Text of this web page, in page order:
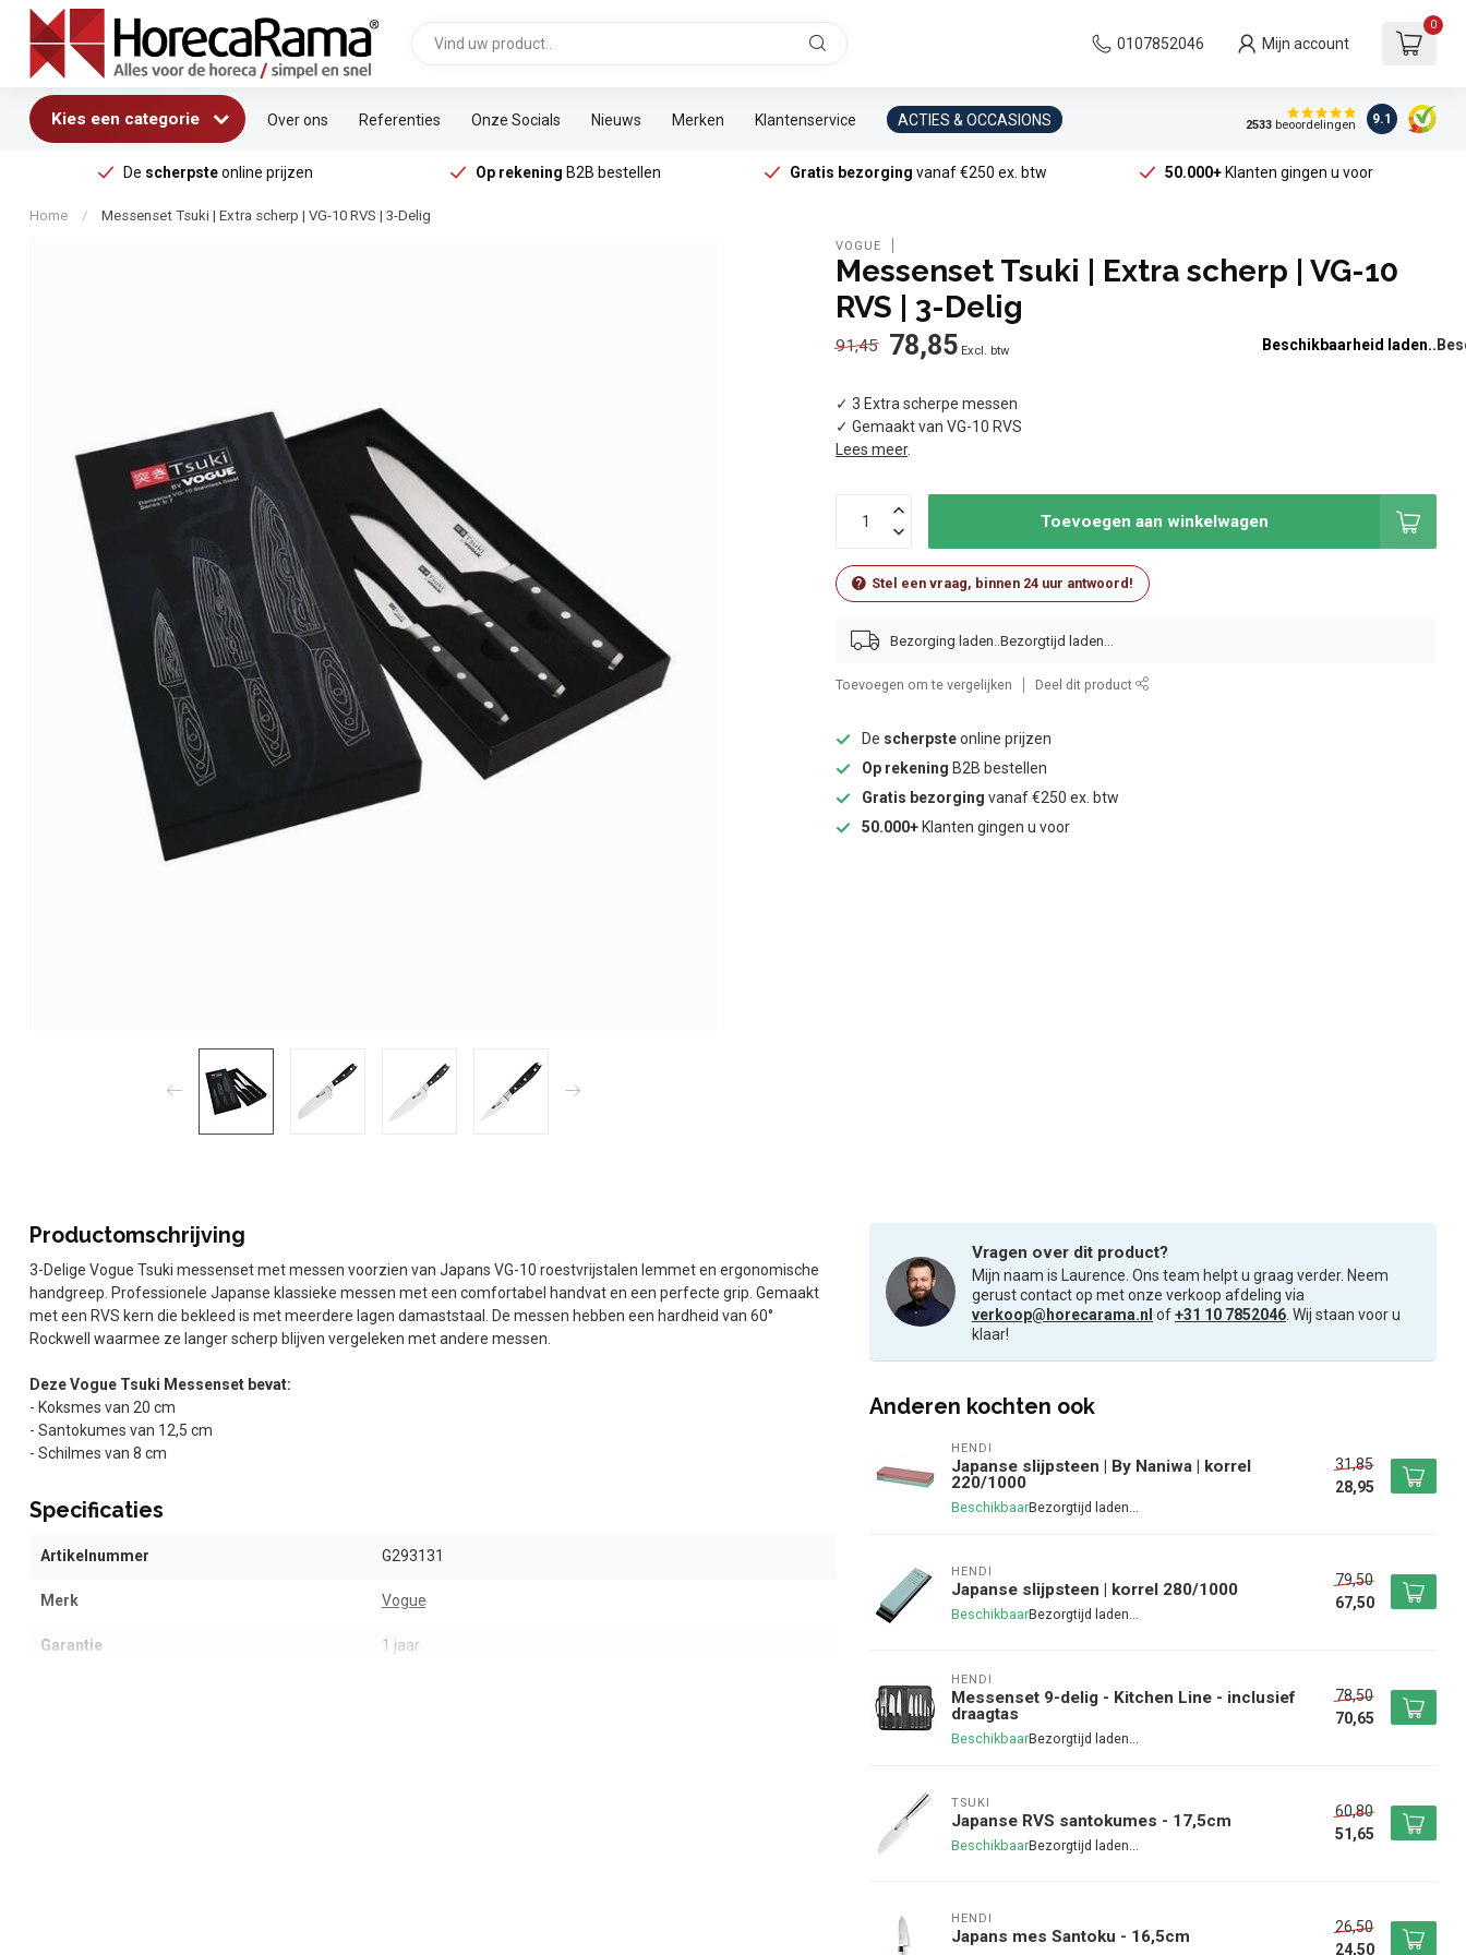
0107852046 Mijn account
0
Kies een categorie Over ons Referenties Onze Socials Nieuws Merken Klantenservice ACTIES & OCCASIONS 2533beoordelingen 9.1
De scherpsteonline prijzen Op rekening B2B bestellen Gratis bezorging vanaf €250 ex. btw 50.000+Klanten gingen u voor
Home / Messenset Tsuki | Extra scherp | VG-10 RVS | 3-Delig
VOGUE
Messenset Tsuki | Extra scherp | VG-10
RVS | 3-Delig
91,45 78,85 Excl. btw Beschikbaarheid laden..
✓ 3 Extra scherpe messen
✓ Gemaakt van VG-10 RVS
Lees meer.
Toevoegen aan winkelwagen
Stel een vraag, binnen 24 uur antwoord!
Bezorging laden..
Toevoegen om te vergelijken Deel dit product
De scherpsteonline prijzen
Op rekening B2B bestellen
Gratis bezorging vanaf €250 ex. btw
50.000+ Klanten gingen u voor
Productomschrijving
3-Delige Vogue Tsuki messenset met messen voorzien van Japans VG-10 roestvrijstalen lemmet en ergonomische
handgreep. Professionele Japanse klassieke messen met een comfortabel handvat en een perfecte grip. Gemaakt
met een RVS kern die bekleed is met meerdere lagen damaststaal. De messen hebben een hardheid van 60°
Rockwell waarmee ze langer scherp blijven vergeleken met andere messen.
Deze Vogue Tsuki Messenset bevat:
- Koksmes van 20 cm
- Santokumes van 12,5 cm
- Schilmes van 8 cm
Specificaties
Artikelnummer G293131
Merk Vogue
Garantie 1 jaar
Vragen over dit product?
Mijn naam is Laurence. Ons team helpt u graag verder. Neem
gerust contact op met onze verkoop afdeling via
verkoop@horecarama.nl of+31 10 7852046 . Wij staan voor u
klaar!
Anderen kochten ook
HENDI
Japanse slijpsteen | By Naniwa | korrel
220/1000
Beschikbaar
31,85
28,95
HENDI
Japanse slijpsteen | korrel 280/1000
Beschikbaar
79,50
67,50
HENDI
Messenset 9-delig - Kitchen Line - inclusief
draagtas
Beschikbaar
78,50
70,65
TSUKI
Japanse RVS santokumes - 17,5cm
Beschikbaar
60,80
51,65
HENDI
Japans mes Santoku - 16,5cm
26,50
24,50